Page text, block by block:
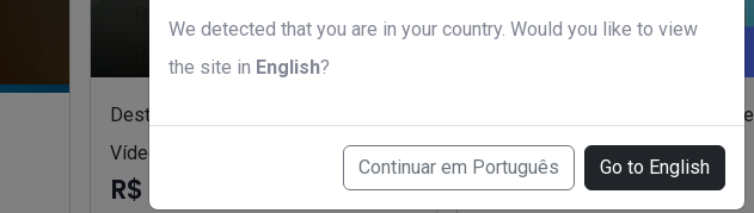
We detected that you are in your country. Would you like to view
the site in English?
Continuar em Português Go to English
Destrave com a Ton - Imagens e
Vídeos que vendem
R$ 97,00
Curso de Fiscal de Prevenção de
Perdas
R$ 19,50